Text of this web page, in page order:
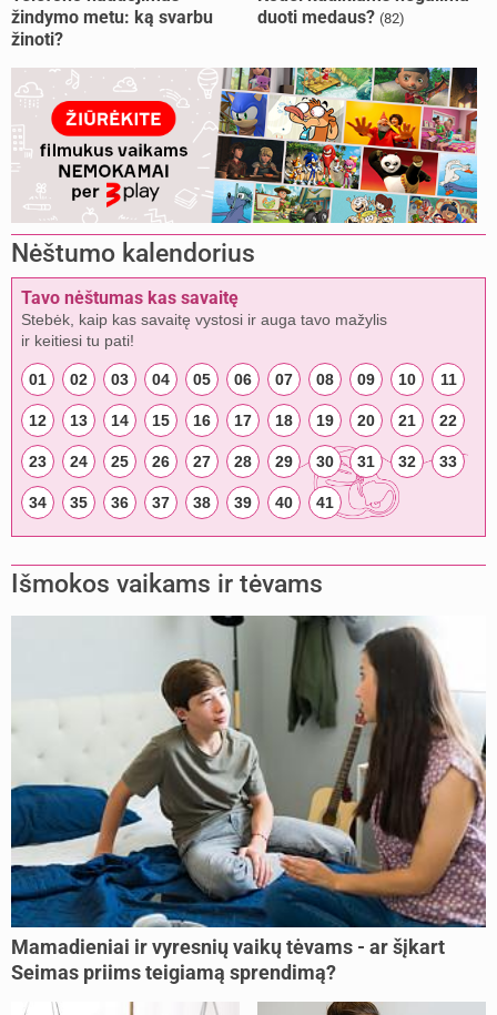
žindymo metu: ką svarbu
žinoti?
duoti medaus? (82)
Nėštumo kalendorius
Tavo nėštumas kas savaitę
Stebėk, kaip kas savaitę vystosi ir auga tavo mažylis
ir keitiesi tu pati!
01 02 03 04 05 06 07 08 09 10 11
12 13 14 15 16 17 18 19 20 21 22
23 24 25 26 27 28 29 30 31 32 33
34 35 36 37 38 39 40 41
Išmokos vaikams ir tėvams
Mamadieniai ir vyresnių vaikų tėvams - ar šįkart
Seimas priims teigiamą sprendimą?